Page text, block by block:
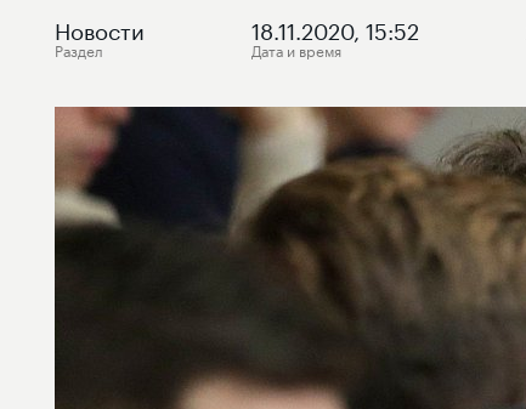
Новости
Раздел
18.11.2020, 15:52
Дата и время